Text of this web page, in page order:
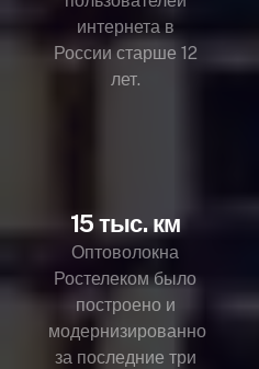
интернета в
России старше 12
лет.
15 тыс. км
Оптоволокна
Ростелеком было
построено и
модернизированно
за последние три